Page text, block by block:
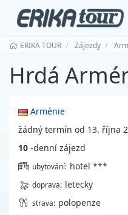
ERIKA TOUR Zájezdy
Hrdá
Arménie
žádný termín od 13. října
10 -denní zájezd
ubytování: hotel ***
doprava: letecky
strava: polopenze